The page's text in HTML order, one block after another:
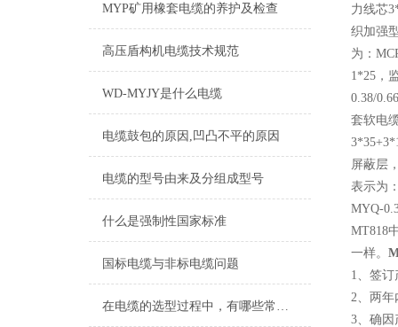
MYP矿用橡套电缆的养护及检查
高压盾构机电缆技术规范
WD-MYJY是什么电缆
电缆鼓包的原因,凹凸不平的原因
电缆的型号由来及分组成型号
什么是强制性国家标准
国标电缆与非标电缆问题
在电缆的选型过程中，有哪些常见误区需要避免？
力线芯
织加强
为：
1*25，
0.38/
套软电
屏蔽层
表示为
MYQ-
MT818
一样。
1、签
2、两年
3、确因